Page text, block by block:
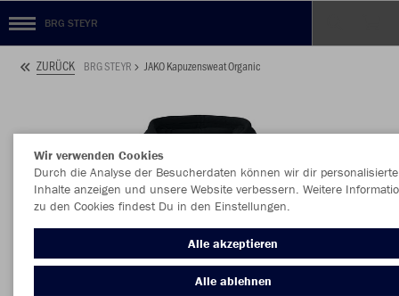
BRG STEYR
ZURÜCK BRG STEYR JAKO Kapuzensweat Organic
Wir verwenden Cookies
Durch die Analyse der Besucherdaten können wir dir personalisierte
Inhalte anzeigen und unsere Website verbessern. Weitere
zu den Cookies findest Du in den Einstellungen.
Alle akzeptieren
Alle ablehnen